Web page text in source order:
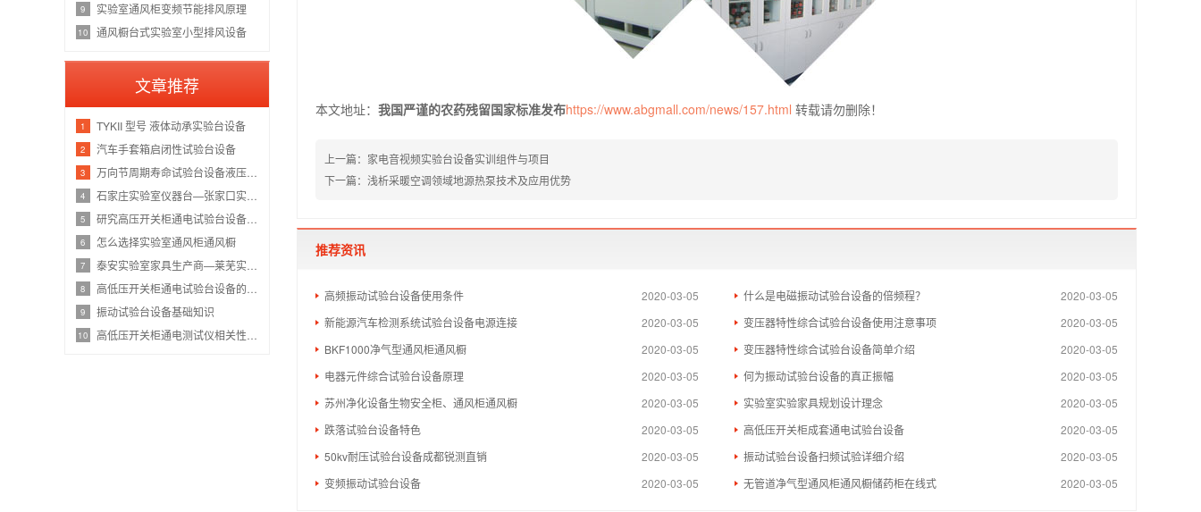
本文地址： 我国严谨的农药残留国家标准发布https://www.abgmall.com/news/157.html 转载请勿删除！
上一篇： 家电音视频实验台设备实训组件与项目
下一篇： 浅析采暖空调领域地源热泵技术及应用优势
推荐资讯
2020-03-05
高频振动试验台设备使用条件 2020-03-05
什么是电磁振动试验台设备的倍频程？
2020-03-05
新能源汽车检测系统试验台设备电源连接 2020-03-05
变压器特性综合试验台设备使用注意事项
2020-03-05
BKF1000净气型通风柜通风橱 2020-03-05
变压器特性综合试验台设备简单介绍
2020-03-05
电器元件综合试验台设备原理 2020-03-05
何为振动试验台设备的真正振幅
2020-03-05
苏州净化设备生物安全柜、通风柜通风橱 2020-03-05
实验室实验家具规划设计理念
2020-03-05
跌落试验台设备特色 2020-03-05
高低压开关柜成套通电试验台设备
2020-03-05
50kv耐压试验台设备成都锐测直销 2020-03-05
振动试验台设备扫频试验详细介绍
2020-03-05
变频振动试验台设备 2020-03-05
无管道净气型通风柜通风橱储药柜在线式
9 实验室通风柜变频节能排风原理
10 通风橱台式实验室小型排风设备
文章推荐
1 TYKII 型号 液体动承实验台设备
2 汽车手套箱启闭性试验台设备
3
4
5
6 怎么选择实验室通风柜通风橱
7
8
9 振动试验台设备基础知识
10